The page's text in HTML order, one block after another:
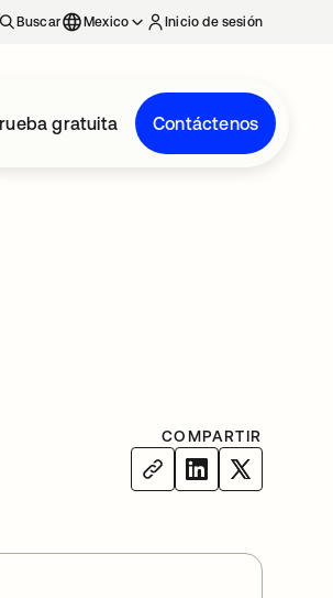
Buscar Mexico Inicio de sesión
gratuita Contáctenos
COMPARTIR